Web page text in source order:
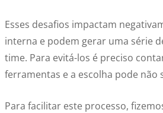
Esses desafios impactam
interna e podem gerar uma série
time. Para evitá-los é preciso
ferramentas e a escolha pode não
Para facilitar este processo,